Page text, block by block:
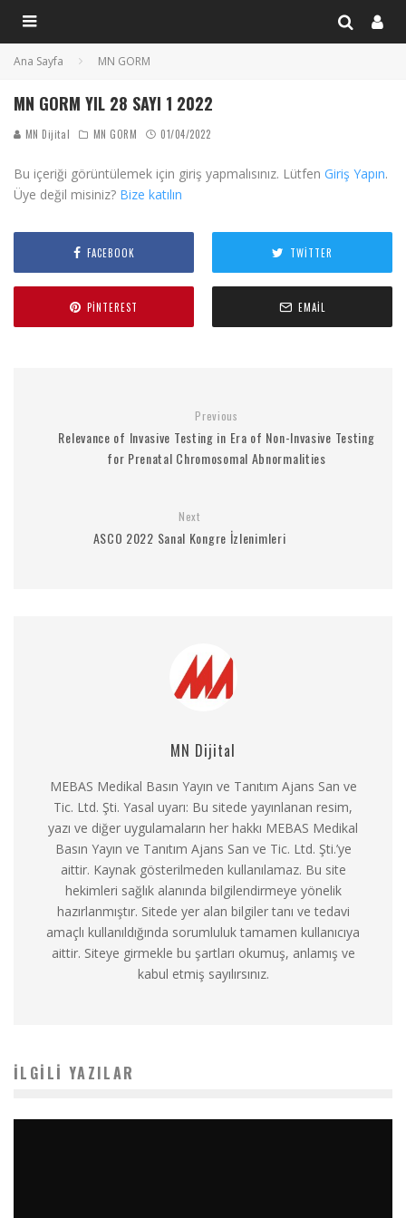
Ana Sayfa MN GORM
MN GORM YIL 28 SAYI 1 2022
MN Dijital MN GORM 01/04/2022
Bu içeriği görüntülemek için giriş yapmalısınız. Lütfen Giriş Yapın.
Üye değil misiniz? Bize katılın
FACEBOOK TWITTER
PINTEREST EMAIL
Previous
Relevance of Invasive Testing in Era of Non-Invasive Testing
for Prenatal Chromosomal Abnormalities
Next
ASCO 2022 Sanal Kongre İzlenimleri
MN Dijital
MEBAS Medikal Basın Yayın ve Tanıtım Ajans San ve
Tic. Ltd. Şti. Yasal uyarı: Bu sitede yayınlanan resim,
yazı ve diğer uygulamaların her hakkı MEBAS Medikal
Basın Yayın ve Tanıtım Ajans San ve Tic. Ltd. Şti.’ye
aittir. Kaynak gösterilmeden kullanılamaz. Bu site
hekimleri sağlık alanında bilgilendirmeye yönelik
hazırlanmıştır. Sitede yer alan bilgiler tanı ve tedavi
amaçlı kullanıldığında sorumluluk tamamen kullanıcıya
aittir. Siteye girmekle bu şartları okumuş, anlamış ve
kabul etmiş sayılırsınız.
İLGILI YAZILAR